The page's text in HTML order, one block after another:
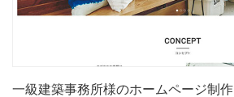
一級建築事務所様のホームページ制作